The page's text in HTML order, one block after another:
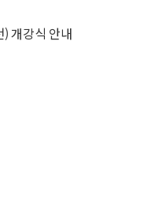
개강식 안내